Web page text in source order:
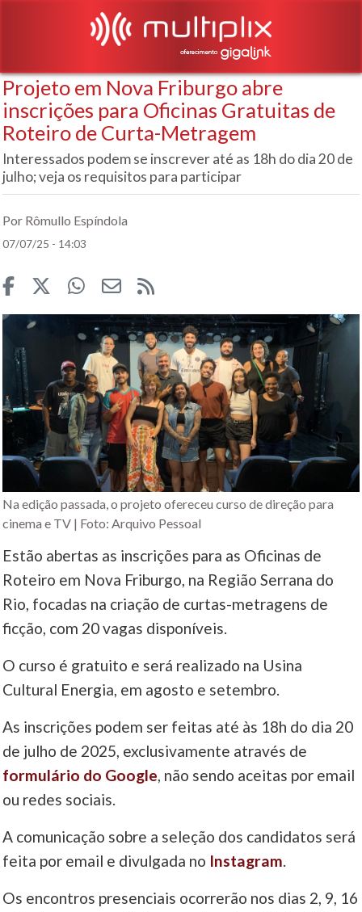
Projeto em Nova Friburgo abre
inscrições para Oficinas Gratuitas de
Roteiro de Curta-Metragem
Interessados podem se inscrever até as 18h do dia 20 de
julho; veja os requisitos para participar
Por Rômullo Espíndola
07/07/25 - 14:03
Na edição passada, o projeto ofereceu curso de direção para
cinema e TV | Foto: Arquivo Pessoal
Estão abertas as inscrições para as Oficinas de
Roteiro em Nova Friburgo, na Região Serrana do
Rio, focadas na criação de curtas-metragens de
ficção, com 20 vagas disponíveis.
O curso é gratuito e será realizado na Usina
Cultural Energia, em agosto e setembro.
As inscrições podem ser feitas até às 18h do dia 20
de julho de 2025, exclusivamente através de
formulário do Google, não sendo aceitas por email
ou redes sociais.
A comunicação sobre a seleção dos candidatos será
feita por email e divulgada no Instagram.
Os encontros presenciais ocorrerão nos dias 2, 9, 16